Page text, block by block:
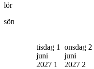
lör
sön
tisdag 1
juni
2027 1
onsdag 2
juni
2027 2